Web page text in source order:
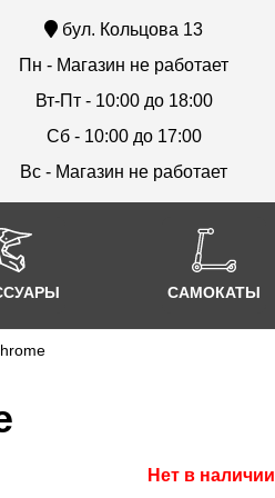
бул. Кольцова 13
Пн - Магазин не работает
Вт-Пт - 10:00 до 18:00
Сб - 10:00 до 17:00
Вс - Магазин не работает
САМОКАТЫ
Нет в наличии